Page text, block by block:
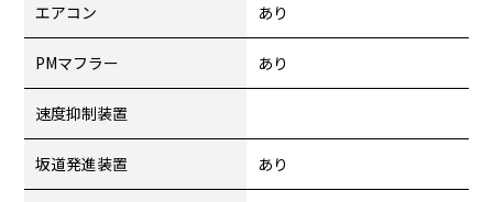
エアコン あり
PMマフラー あり
速度抑制装置
坂道発進装置 あり